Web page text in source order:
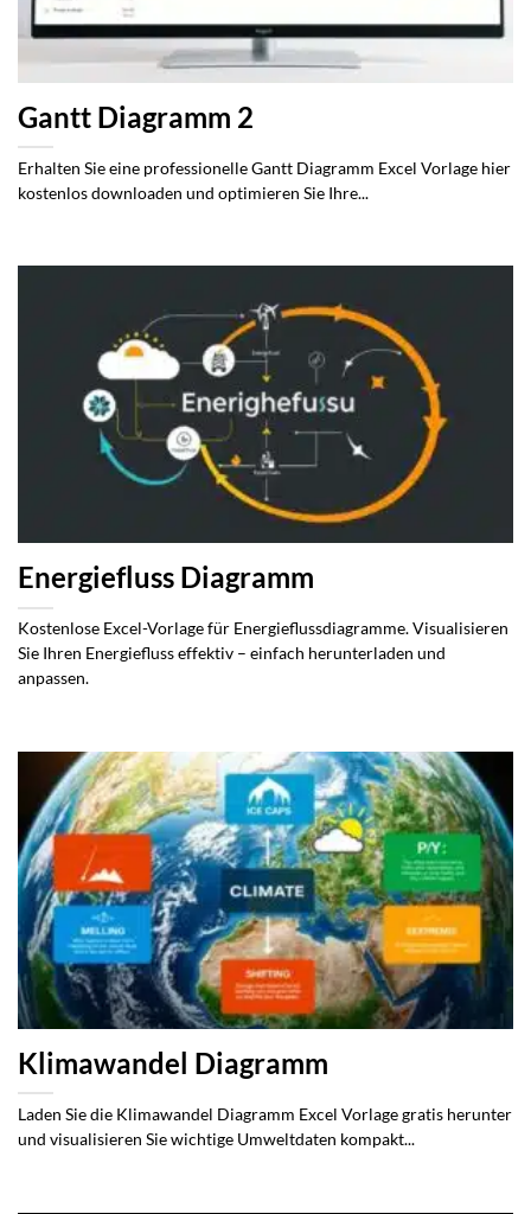
Gantt Diagramm 2
Erhalten Sie eine professionelle Gantt Diagramm Excel Vorlage hier
kostenlos downloaden und optimieren Sie Ihre...
Energiefluss Diagramm
Kostenlose Excel-Vorlage für Energieflussdiagramme. Visualisieren
Sie Ihren Energiefluss effektiv – einfach herunterladen und
anpassen.
Klimawandel Diagramm
Laden Sie die Klimawandel Diagramm Excel Vorlage gratis herunter
und visualisieren Sie wichtige Umweltdaten kompakt...